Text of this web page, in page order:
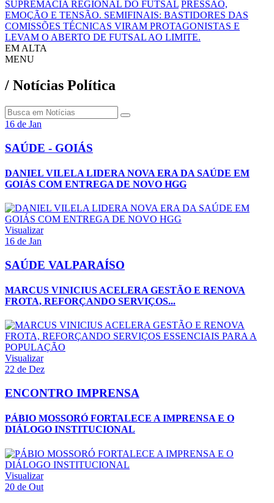
SUPREMACIA REGIONAL DO FUTSAL PRESSÃO,
EMOÇÃO E TENSÃO. SEMIFINAIS: BASTIDORES DAS
COMISSÕES TÉCNICAS VIRAM PROTAGONISTAS E
LEVAM O ABERTO DE FUTSAL AO LIMITE.
EM ALTA
MENU
/ Notícias Política
16 de Jan
SAÚDE - GOIÁS
DANIEL VILELA LIDERA NOVA ERA DA SAÚDE EM
GOIÁS COM ENTREGA DE NOVO HGG
Visualizar
16 de Jan
SAÚDE VALPARAÍSO
MARCUS VINICIUS ACELERA GESTÃO E RENOVA
FROTA, REFORÇANDO SERVIÇOS...
Visualizar
22 de Dez
ENCONTRO IMPRENSA
PÁBIO MOSSORÓ FORTALECE A IMPRENSA E O
DIÁLOGO INSTITUCIONAL
Visualizar
20 de Out